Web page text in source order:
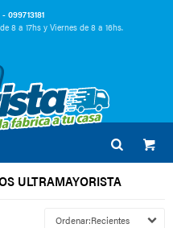
099713181
8 a 17hs y Viernes de 8 a 16hs.
ULTRAMAYORISTA
Recientes